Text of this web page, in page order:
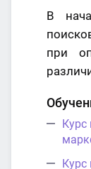
В
при
Курс
Курс